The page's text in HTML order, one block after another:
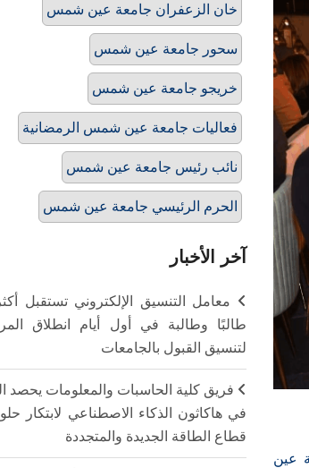
عين
خان الزعفران جامعة عين شمس
سحور جامعة عين شمس
خريجو جامعة عين شمس
فعاليات جامعة عين شمس الرمضانية
نائب رئيس جامعة عين شمس
الحرم الرئيسي جامعة عين شمس
آخر الأخبار
طالبًا وطالبة في أول أيام انطلاق
لتنسيق القبول بالجامعات
فريق كلية الحاسبات والمعلومات يحصد
في هاكاثون الذكاء الاصطناعي لابتكار
قطاع الطاقة الجديدة والمتجددة